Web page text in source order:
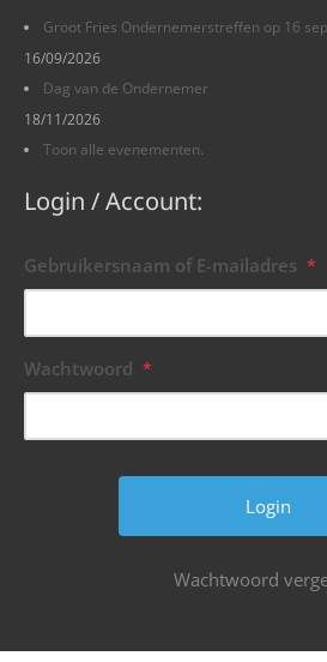
Groot Fries Ondernemerstreffen op 16
16/09/2026
Dag van de Ondernemer
18/11/2026
Toon alle evenementen.
Login / Account:
Gebruikersnaam of E-mailadres *
Wachtwoord *
Wachtwoord